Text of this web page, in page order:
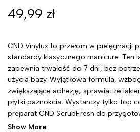
49,99 zł
CND Vinylux to przełom w pielęgnacji
standardy klasycznego manicure. Ten
zapewnia trwałość do 7 dni, bez
użycia bazy. Wyjątkowa formuła,
zwiększające adhezję, sprawia, że
płytki paznokcia. Wystarczy tylko top
preparat CND ScrubFresh do
cieszyć się olśniewającym efektem.
Show More